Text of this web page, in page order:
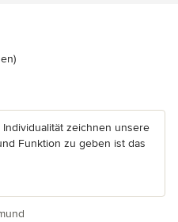
von 5 Sternen
zeichnen unsere
Funktion zu geben ist das